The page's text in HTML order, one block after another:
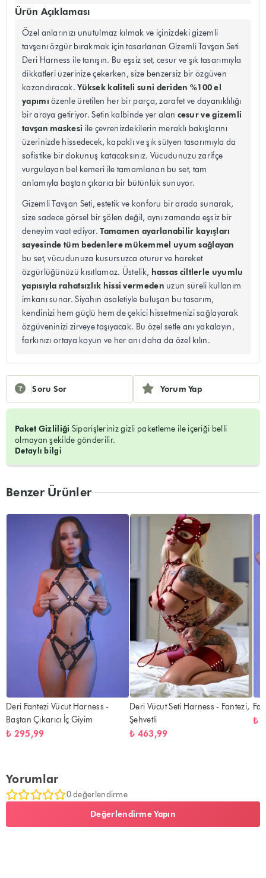
Soru Sor Yorum Yap
Paket Gizliliği Siparişleriniz gizli paketleme ile içeriği belli
olmayan şekilde gönderilir.
Detaylı bilgi
Ürün Açıklaması
Özel anlarınızı unutulmaz kılmak ve içinizdeki gizemli
tavşanı özgür bırakmak için tasarlanan Gizemli Tavşan Seti
Deri Harness ile tanışın. Bu eşsiz set, cesur ve şık tasarımıyla
dikkatleri üzerinize çekerken, size benzersiz bir özgüven
kazandıracak.Yüksek kaliteli suni deriden %100 el
yapımı özenle üretilen her bir parça, zarafet ve dayanıklılığı
bir araya getiriyor. Setin kalbinde yer alan cesur ve gizemli
tavşan maskesi ile çevrenizdekilerin meraklı bakışlarını
üzerinizde hissedecek, kapaklı ve şık sütyen tasarımıyla da
sofistike bir dokunuş katacaksınız. Vücudunuzu zarifçe
vurgulayan bel kemeri ile tamamlanan bu set, tam
anlamıyla baştan çıkarıcı bir bütünlük sunuyor.
Gizemli Tavşan Seti, estetik ve konforu bir arada sunarak,
size sadece görsel bir şölen değil, aynı zamanda eşsiz bir
deneyim vaat ediyor.Tamamen ayarlanabilir kayışları
sayesinde tüm bedenlere mükemmel uyum sağlayan
bu set, vücudunuza kusursuzca oturur ve hareket
özgürlüğünüzü kısıtlamaz. Üstelik, hassas ciltlerle uyumlu
yapısıyla rahatsızlık hissi vermeden uzun süreli kullanım
imkanı sunar. Siyahın asaletiyle buluşan bu tasarım,
kendinizi hem güçlü hem de çekici hissetmenizi sağlayarak
özgüveninizi zirveye taşıyacak. Bu özel setle anı yakalayın,
farkınızı ortaya koyun ve her anı daha da özel kılın.
Benzer Ürünler
Deri Fantezi Vücut Harness -
Baştan Çıkarıcı İç Giyim
₺ 295,99
Deri Vücut Seti Harness - Fantezi,
Şehvetli
₺ 463,99
₺
Yorumlar
0 değerlendirme
Değerlendirme Yapın